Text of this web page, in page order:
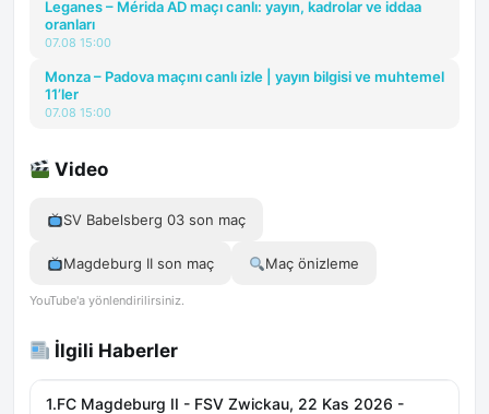
Leganes – Mérida AD maçı canlı: yayın, kadrolar ve iddaa
oranları
07.08 15:00
Monza – Padova maçını canlı izle | yayın bilgisi ve muhtemel
11’ler
07.08 15:00
Video
SV Babelsberg 03 son maç
Magdeburg II son maç Maç önizleme
YouTube'a yönlendirilirsiniz.
İlgili Haberler
1.FC Magdeburg II - FSV Zwickau, 22 Kas 2026 -